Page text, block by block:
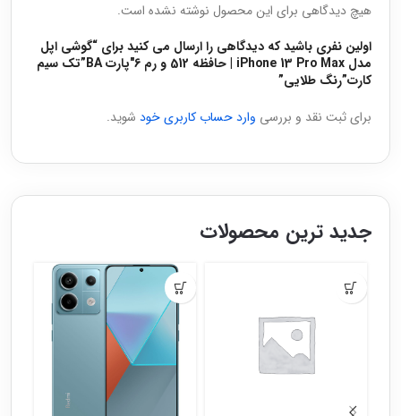
هیچ دیدگاهی برای این محصول نوشته نشده است.
اولین نفری باشید که دیدگاهی را ارسال می کنید برای “گوشی اپل
مدل iPhone 13 Pro Max | حافظه 512 و رم 6″پارت BA”تک سیم
کارت”رنگ طلایی”
برای ثبت نقد و بررسی وارد حساب کاربری خود شوید.
جدید ترین محصولات